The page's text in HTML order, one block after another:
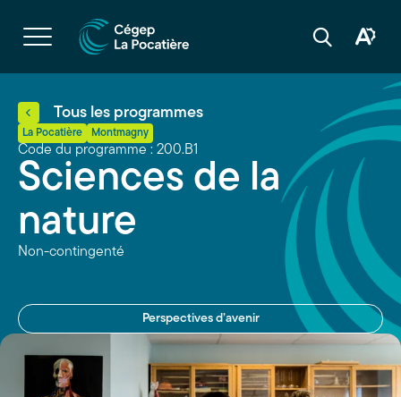
Ouvrir
la
navigation
Ouvrir
Ouvrir
Tous les programmes
La Pocatière Montmagny
Code du programme : 200.B1
Sciences de la
nature
Non-contingenté
Perspectives d’avenir